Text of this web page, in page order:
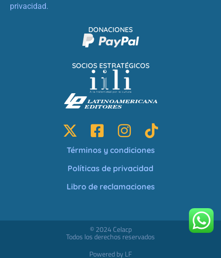
privacidad.
SOCIOS ESTRATÉGICOS
DONACIONES
Términos y condiciones
Políticas de privacidad
Libro de reclamaciones
© 2024 Celacp
Todos los derechos reservados
Powered by LF